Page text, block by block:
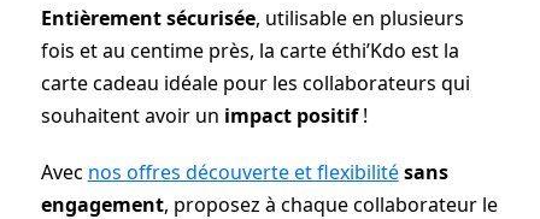
Entièrement sécurisée, utilisable en plusieurs
fois et au centime près, la carte éthi’Kdo est la
carte cadeau idéale pour les collaborateurs qui
souhaitent avoir un impact positif!
Avec nos offres découverte et flexibilité sans
engagement, proposez à chaque collaborateur le